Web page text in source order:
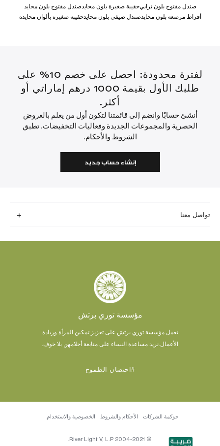
صندل مفتوح بلون ترابيحقيبة صغيرة بلون محايدصندل مفتوح بلون محايد
أقراط مرصعة بلون محايدصندل صيفي بلون محايدحقيبة صغيرة بألوان محايدة
لفترة محدودة: احصل على خصم 10% على
طلبك الأول بقيمة 1000 درهم إماراتي أو
أكثر.
أنشئ حسابًا وانضم إلى قائمتنا لتكون أول من يعلم بالعروض
الحصرية والمجموعات الجديدة وفعاليات التخفيضات. تطبق
الشروط والأحكام.
إنشاء حساب جديد
تواصل معنا
مؤسسة توري برتش
تعمل مؤسسة توري برتش على تعزيز تمكين المرأة وريادة
الأعمال. نريد مساعدة النساء على متابعة أحلامهن بلا خوف.
#احتضان الطموح
© 2004-2021 River Light V, L.P.
حوكمة الشركات الأحكام والشروط الخصوصية والاستخدام